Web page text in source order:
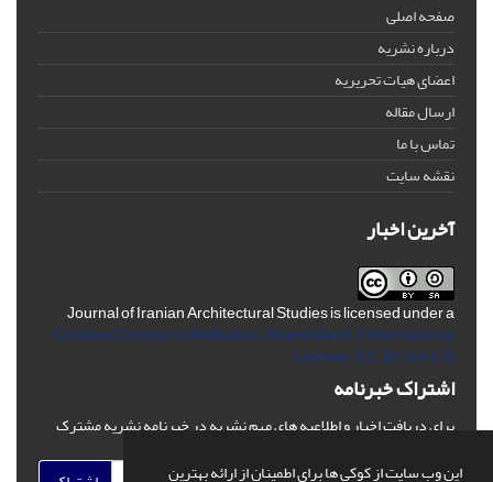
این وب سایت از کوکی ها برای اطمینان از ارائه بهترین
صفحه اصلی
درباره نشریه
اعضای هیات تحریریه
ارسال مقاله
تماس با ما
نقشه سایت
آخرین اخبار
Journal of Iranian Architectural Studies is licensed under a
Creative Commons Attribution-ShareAlike 4.0 International
License. (CC BY-AA 4.0)
اشتراک خبرنامه
برای دریافت اخبار و اطلاعیه های مهم نشریه در خبرنامه نشریه مشترک